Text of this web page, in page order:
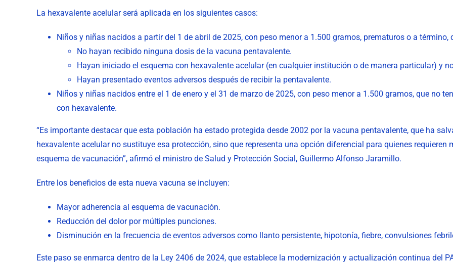
La hexavalente acelular será aplicada en los siguientes casos:
Niños y niñas nacidos a partir del 1 de abril de 2025, con peso menor a 1.500 gramos, prematuros o a término,
No hayan recibido ninguna dosis de la vacuna pentavalente.
Hayan iniciado el esquema con hexavalente acelular (en cualquier institución o de manera particular) y
Hayan presentado eventos adversos después de recibir la pentavalente.
Niños y niñas nacidos entre el 1 de enero y el 31 de marzo de 2025, con peso menor a 1.500 gramos, que no
con hexavalente.
“Es importante destacar que esta población ha estado protegida desde 2002 por la vacuna pentavalente, que ha
hexavalente acelular no sustituye esa protección, sino que representa una opción diferencial para quienes
esquema de vacunación”, afirmó el ministro de Salud y Protección Social, Guillermo Alfonso Jaramillo.
Entre los beneficios de esta nueva vacuna se incluyen:
Mayor adherencia al esquema de vacunación.
Reducción del dolor por múltiples punciones.
Disminución en la frecuencia de eventos adversos como llanto persistente, hipotonía, fiebre, convulsiones
Este paso se enmarca dentro de la Ley 2406 de 2024, que establece la modernización y actualización continua del